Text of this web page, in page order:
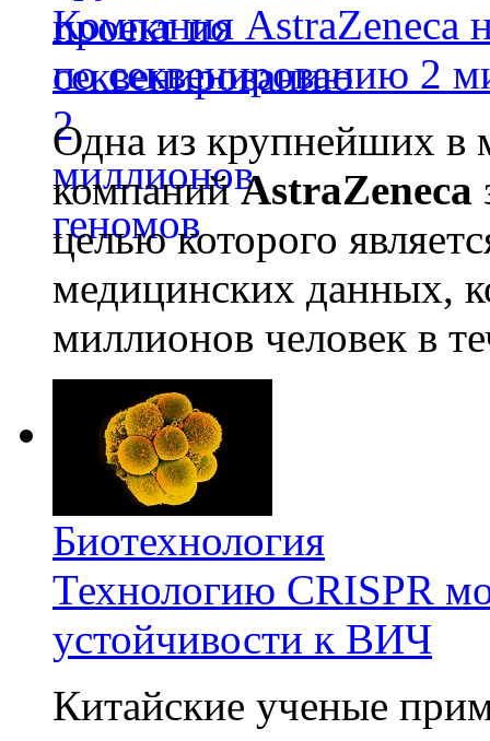
Компания AstraZeneca
по секвенированию 2
Одна из крупнейших в
компанийAstraZeneca
целью которого
медицинских данных,
миллионов человек в
Биотехнология
Технологию CRISPR
устойчивости к ВИЧ
Китайские ученые